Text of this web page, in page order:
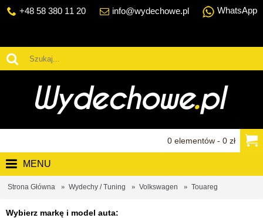
+48 58 380 11 20 info@wydechowe.pl WhatsApp
0 elementów - 0 zł
MENU
Strona Główna Wydechy / Tuning Volkswagen Touareg
Wybierz markę i model auta: